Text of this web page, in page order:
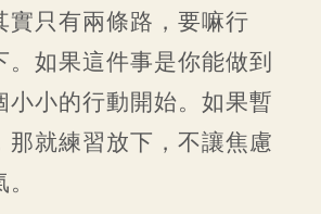
實只有兩條路，要嘛行
。如果這件事是你能做到
小小的行動開始。如果暫
那就練習放下，不讓焦慮